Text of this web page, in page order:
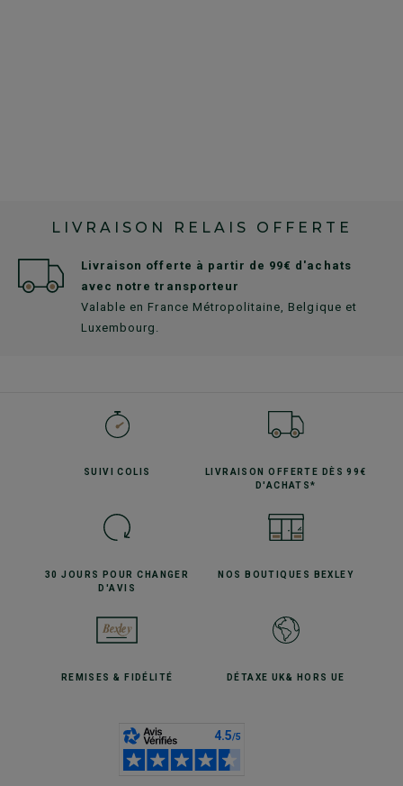
LIVRAISON RELAIS OFFERTE
Livraison offerte à partir de 99€ d'achats
avec notre transporteur
Valable en France Métropolitaine, Belgique et
Luxembourg.
SUIVICOLIS LIVRAISON OFFERTE
DÈS 99€
D'ACHATS*
30 JOURS POURCHANGER
D'AVIS
NOS BOUTIQUES BEXLEY
REMISES& FIDÉLITÉ DÉTAXE UK& HORS UE